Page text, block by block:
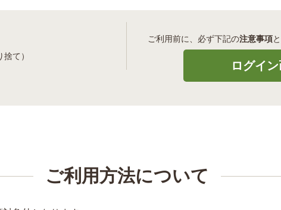
て）
ご利用前に、必ず下記の注意事項と
ご利用方法について